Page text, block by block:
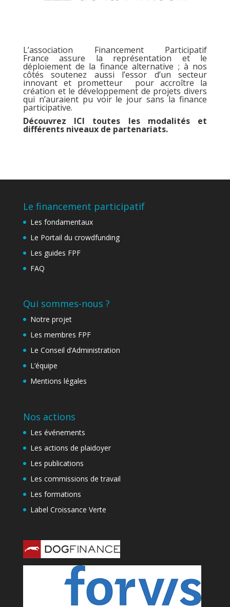
L’association Financement Participatif
France assure la représentation et le
déploiement de la finance alternative ; à nos
côtés soutenez aussi l’essor d’un secteur
innovant et prometteur pour accroître la
création et le développement de projets divers
qui n’auraient pu voir le jour sans la finance
participative.
Découvrez ICI toutes les modalités et
différents niveaux de partenariats.
Le financement participatif
Les fondamentaux
Le Portail du crowdfunding
Les guides FPF
FAQ
Qui sommes-nous ?
Notre projet
Les membres FPF
Le Conseil d’Administration
L’équipe
Mentions légales
Nos actions
Les événements
Les actions de plaidoyer
Les publications
Les commissions de travail
Les formations
Label Croissance Verte